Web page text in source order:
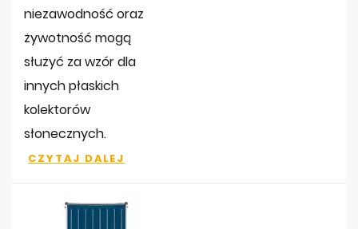
niezawodność oraz
żywotność mogą
służyć za wzór dla
innych płaskich
kolektorów
słonecznych.
CZYTAJ DALEJ